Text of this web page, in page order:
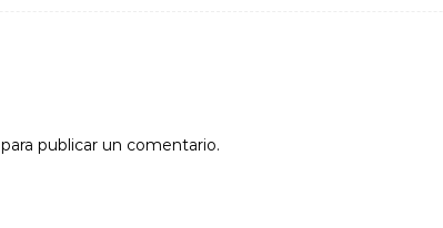
para publicar un comentario.